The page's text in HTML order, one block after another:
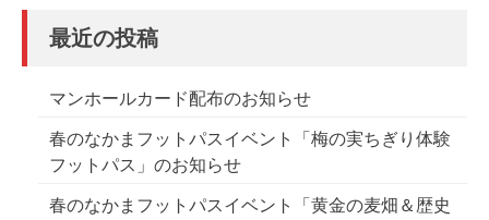
ー
シ
ョ
ン
最近の投稿
マンホールカード配布のお知らせ
春のなかまフットパスイベント「梅の実ちぎり体験
フットパス」のお知らせ
春のなかまフットパスイベント「黄金の麦畑＆歴史